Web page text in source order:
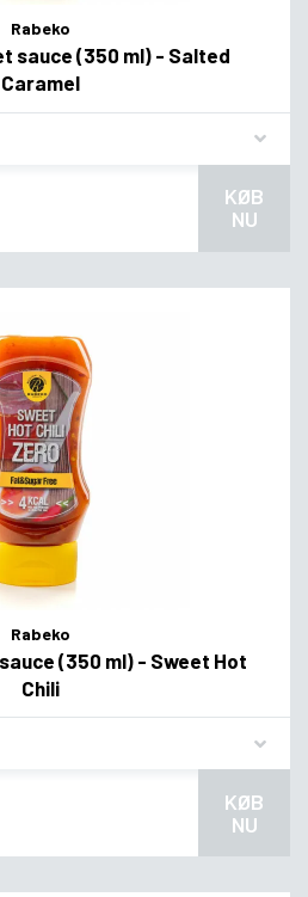
Rabeko
sauce (350 ml) - Salted
Caramel
KØB
NU
Rabeko
(350 ml) - Sweet Hot
Chili
KØB
NU